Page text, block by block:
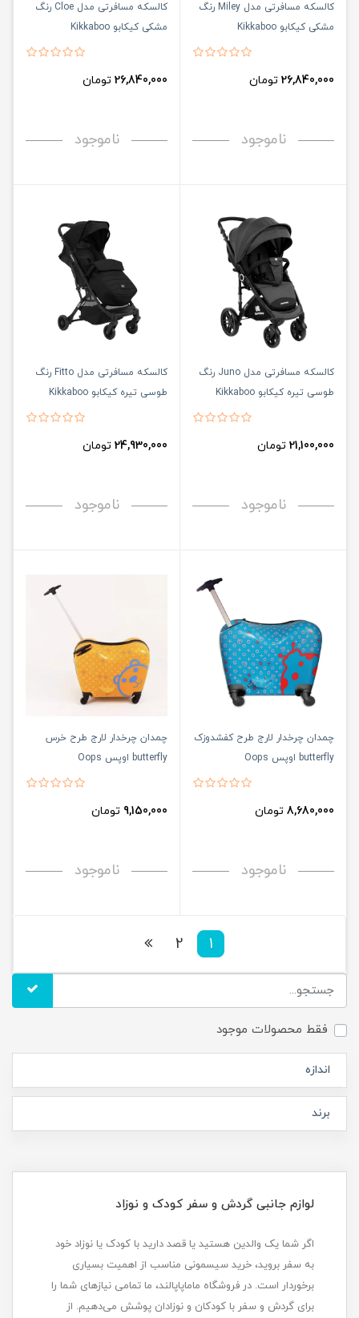
کالسکه مسافرتی مدل Miley رنگ
مشکی کیکابو Kikkaboo
26,840,000 تومان
ناموجود
کالسکه مسافرتی مدل Cloe رنگ
مشکی کیکابو Kikkaboo
26,840,000 تومان
ناموجود
کالسکه مسافرتی مدل Juno رنگ
طوسی تیره کیکابو Kikkaboo
21,100,000 تومان
ناموجود
کالسکه مسافرتی مدل Fitto رنگ
طوسی تیره کیکابو Kikkaboo
24,930,000 تومان
ناموجود
چمدان چرخدار لارج طرح کفشدوزک
butterfly اوپس Oops
8,680,000 تومان
ناموجود
چمدان چرخدار لارج طرح خرس
butterfly اوپس Oops
9,150,000 تومان
ناموجود
1
2
فقط محصولات موجود
اندازه
برند
لوازم جانبی گردش و سفر کودک و نوزاد
اگر شما یک والدین هستید یا قصد دارید با کودک یا نوزاد خود
به سفر بروید، خرید سیسمونی مناسب از اهمیت بسیاری
برخوردار است. در فروشگاه ماماپاپالند، ما تمامی نیازهای شما را
برای گردش و سفر با کودکان و نوزادان پوشش می‌دهیم. از